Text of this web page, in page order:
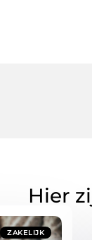
Hier
ZAKELIJK